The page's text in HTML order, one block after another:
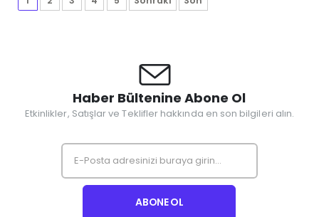
Haber Bültenine Abone Ol
Etkinlikler, Satışlar ve Teklifler hakkında en son bilgileri alın.